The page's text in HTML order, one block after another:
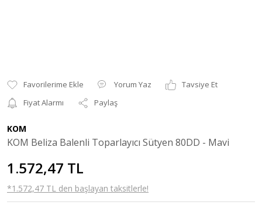
Yorum Yaz
Tavsiye Et
Fiyat Alarmı
Paylaş
KOM
KOM Beliza Balenli Toparlayıcı Sütyen 80DD - Mavi
1.572,47 TL
*1.572,47 TL den başlayan taksitlerle!